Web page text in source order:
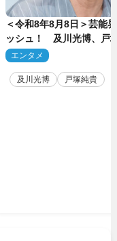
＜令和8年8月8日＞芸能
ッシュ！ 及川光博、戸
発表結婚
エンタメ
及川光博 戸塚純貴